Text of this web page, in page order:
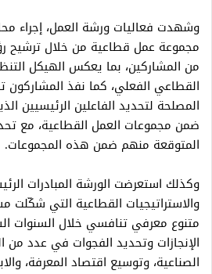
وشهدت فعاليات ورشة العمل، إجراء
مجموعة عمل قطاعية من خلال ترشيح
من المشاركين، بما يعكس الهيكل
القطاعي الفعلي، كما نفذ المشاركون
المصلحة لتحديد الفاعلين الرئيسيين
ضمن مجموعات العمل القطاعية، مع
المتوقعة منهم ضمن هذه المجموعات.
وكذلك استعرضت الورشة المبادرات
والاستراتيجيات القطاعية التي شكّلت
متنوع معرفي تنافسي خلال السنوات
الإنجازات وتحديد الفجوات في عدد من
الصناعية، وتوسيع اقتصاد المعرفة،